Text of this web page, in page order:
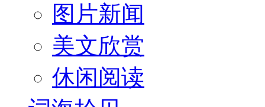
图片新闻
美文欣赏
休闲阅读